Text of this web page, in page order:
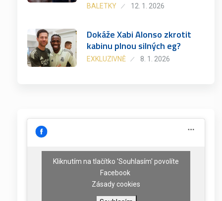
BALETKY 12. 1. 2026
Dokáže Xabi Alonso zkrotit
kabinu plnou silných eg?
EXKLUZIVNĚ 8. 1. 2026
Kliknutím na tlačítko 'Souhlasím' povolíte
Facebook
Zásady cookies